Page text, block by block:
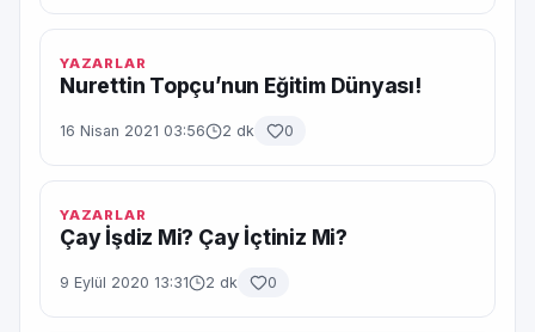
YAZARLAR
Nurettin Topçu’nun Eğitim Dünyası!
16 Nisan 2021 03:56 2 dk 0
YAZARLAR
Çay İşdiz Mi? Çay İçtiniz Mi?
9 Eylül 2020 13:31 2 dk 0